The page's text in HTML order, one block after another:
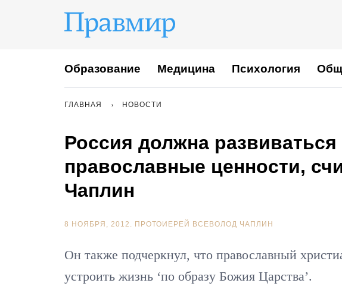
Образование Медицина Психология
ГЛАВНАЯ НОВОСТИ
Россия должна
православные ценности,
Чаплин
8 НОЯБРЯ, 2012. ПРОТОИЕРЕЙ ВСЕВОЛОД ЧАПЛИН
Он также подчеркнул, что православный
устроить жизнь ‘по образу Божия Царства’.